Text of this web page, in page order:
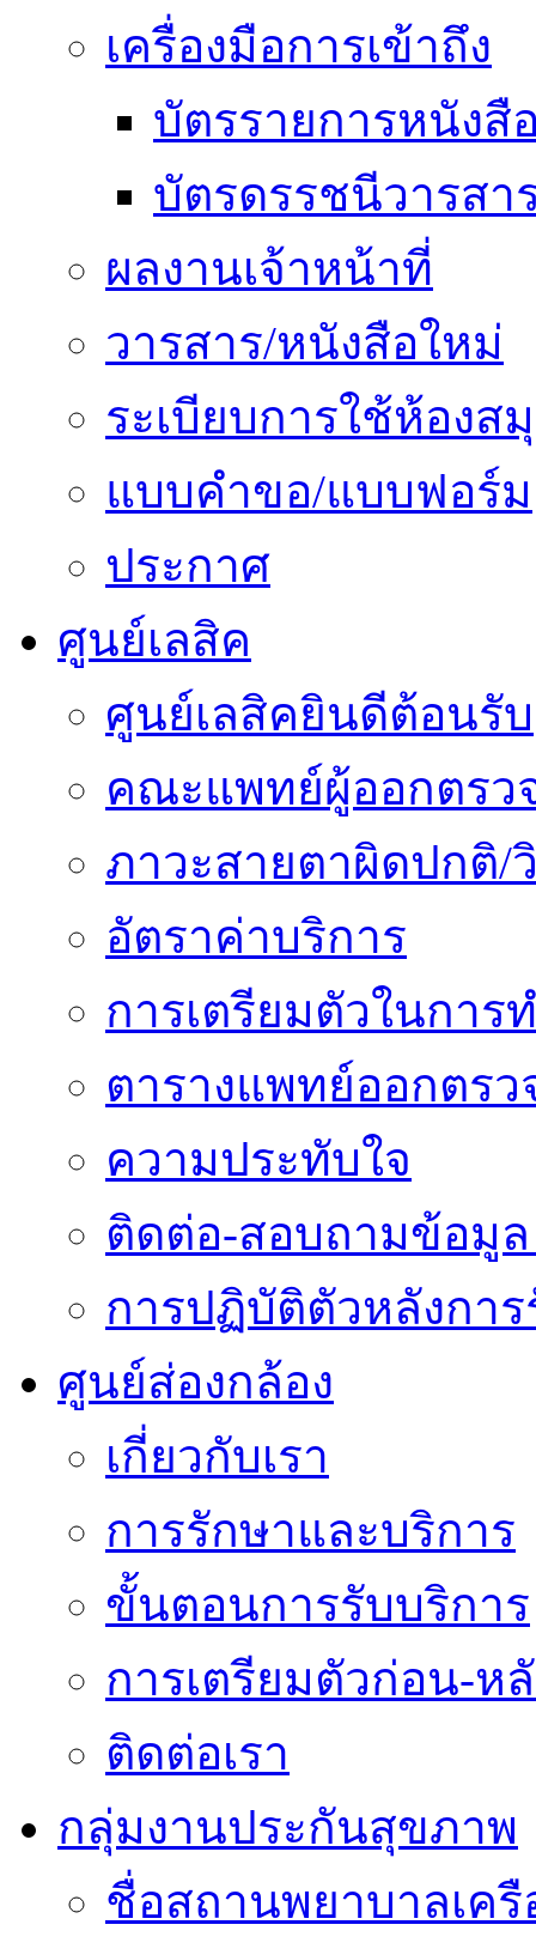
เครื่องมือการเข้าถึง
บัตรรายการหนังสื
บัตรดรรชนีวารสา
ผลงานเจ้าหน้าที่
วารสาร/หนังสือใหม่
ระเบียบการใช้ห้องส
แบบคำขอ/แบบฟอร์ม
ประกาศ
ศูนย์เลสิค
ศูนย์เลสิคยินดีต้อนรับ
คณะแพทย์ผู้ออกตรว
ภาวะสายตาผิดปกติ/
อัตราค่าบริการ
การเตรียมตัวในการ
ตารางแพทย์ออกตรว
ความประทับใจ
ติดต่อ-สอบถามข้อมู
การปฏิบัติตัวหลังการ
ศูนย์ส่องกล้อง
เกี่ยวกับเรา
การรักษาและบริการ
ขั้นตอนการรับบริการ
การเตรียมตัวก่อน-ห
ติดต่อเรา
กลุ่มงานประกันสุขภาพ
ชื่อสถานพยาบาลเค